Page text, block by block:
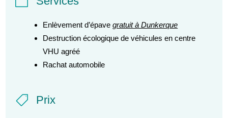
Enlèvement d’épavegratuit à Dunkerque
Destruction écologique de véhicules en centre
VHU agréé
Rachat automobile
 Prix